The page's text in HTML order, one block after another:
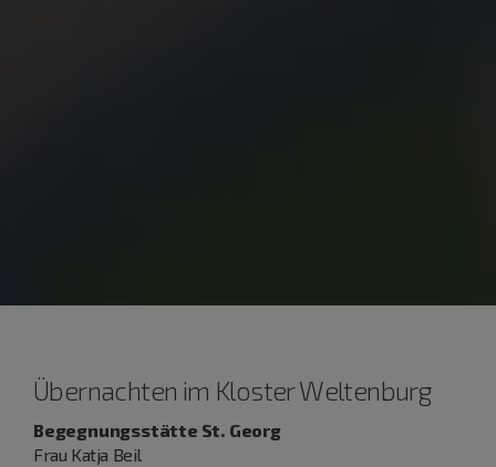
Übernachten im Kloster Weltenburg
Begegnungsstätte St. Georg
Frau Katja Beil